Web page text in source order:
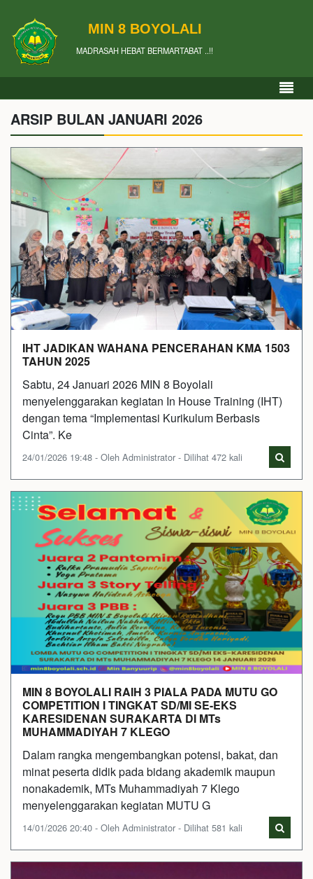
MIN 8 BOYOLALI
MADRASAH HEBAT BERMARTABAT ..!!
ARSIP BULAN JANUARI 2026
IHT JADIKAN WAHANA PENCERAHAN KMA 1503
TAHUN 2025
Sabtu, 24 Januari 2026 MIN 8 Boyolali
menyelenggarakan kegiatan In House Training (IHT)
dengan tema “Implementasi Kurikulum Berbasis
Cinta”. Ke
24/01/2026 19:48 - Oleh Administrator - Dilihat 472 kali
MIN 8 BOYOLALI RAIH 3 PIALA PADA MUTU GO
COMPETITION I TINGKAT SD/MI SE-EKS
KARESIDENAN SURAKARTA DI MTs
MUHAMMADIYAH 7 KLEGO
Dalam rangka mengembangkan potensi, bakat, dan
minat peserta didik pada bidang akademik maupun
nonakademik, MTs Muhammadiyah 7 Klego
menyelenggarakan kegiatan MUTU G
14/01/2026 20:40 - Oleh Administrator - Dilihat 581 kali